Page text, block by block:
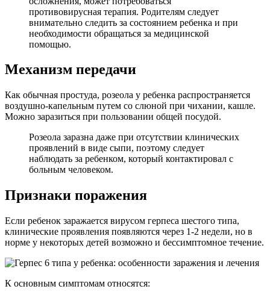
противовирусная терапия. Родителям следует
внимательно следить за состоянием ребенка и при
необходимости обращаться за медицинской
помощью.
Механизм передачи
Как обычная простуда, розеола у ребенка распространяется
воздушно-капельным путем со слюной при чихании, кашле.
Можно заразиться при пользовании общей посудой.
Розеола заразна даже при отсутствии клинических
проявлений в виде сыпи, поэтому следует
наблюдать за ребенком, который контактировал с
больным человеком.
Признаки поражения
Если ребенок заражается вирусом герпеса шестого типа,
клинические проявления появляются через 1-2 недели, но в
норме у некоторых детей возможно и бессимптомное течение.
К основным симптомам относятся: